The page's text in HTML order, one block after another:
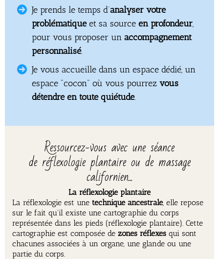
Je prends le temps d’analyser votre
problématiqueet sa source en profondeur,
pour vous proposer un accompagnement
personnalisé.
Je vous accueille dans un espace dédié, un
espace "cocon" où vous pourrez vous
détendre en toute quiétude.
Ressourcez-vous avec une séance
de réflexologie plantaire ou de massage
californien...
La réflexologie plantaire
La réflexologie est une technique ancestrale, elle repose
sur le fait qu'il existe une cartographie du corps
représentée dans les pieds (réflexologie plantaire). Cette
cartographie est composée de zones réflexes qui sont
chacunes associées à un organe, une glande ou une
partie du corps.